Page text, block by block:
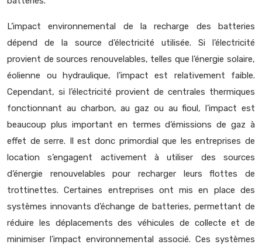
L’impact environnemental de la recharge des batteries
dépend de la source d’électricité utilisée. Si l’électricité
provient de sources renouvelables, telles que l’énergie solaire,
éolienne ou hydraulique, l’impact est relativement faible.
Cependant, si l’électricité provient de centrales thermiques
fonctionnant au charbon, au gaz ou au fioul, l’impact est
beaucoup plus important en termes d’émissions de gaz à
effet de serre. Il est donc primordial que les entreprises de
location s’engagent activement à utiliser des sources
d’énergie renouvelables pour recharger leurs flottes de
trottinettes. Certaines entreprises ont mis en place des
systèmes innovants d’échange de batteries, permettant de
réduire les déplacements des véhicules de collecte et de
minimiser l’impact environnemental associé. Ces systèmes